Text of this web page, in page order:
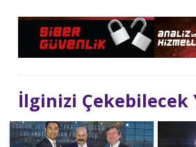
İlginizi Çekebilecek